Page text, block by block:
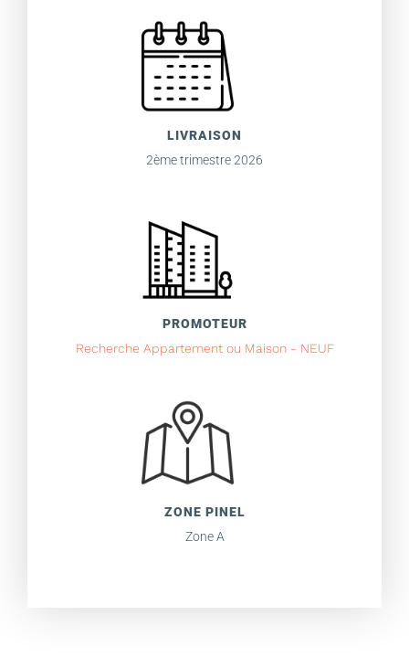
LIVRAISON
2ème trimestre 2026
PROMOTEUR
Recherche Appartement ou Maison - NEUF
ZONE PINEL
Zone A